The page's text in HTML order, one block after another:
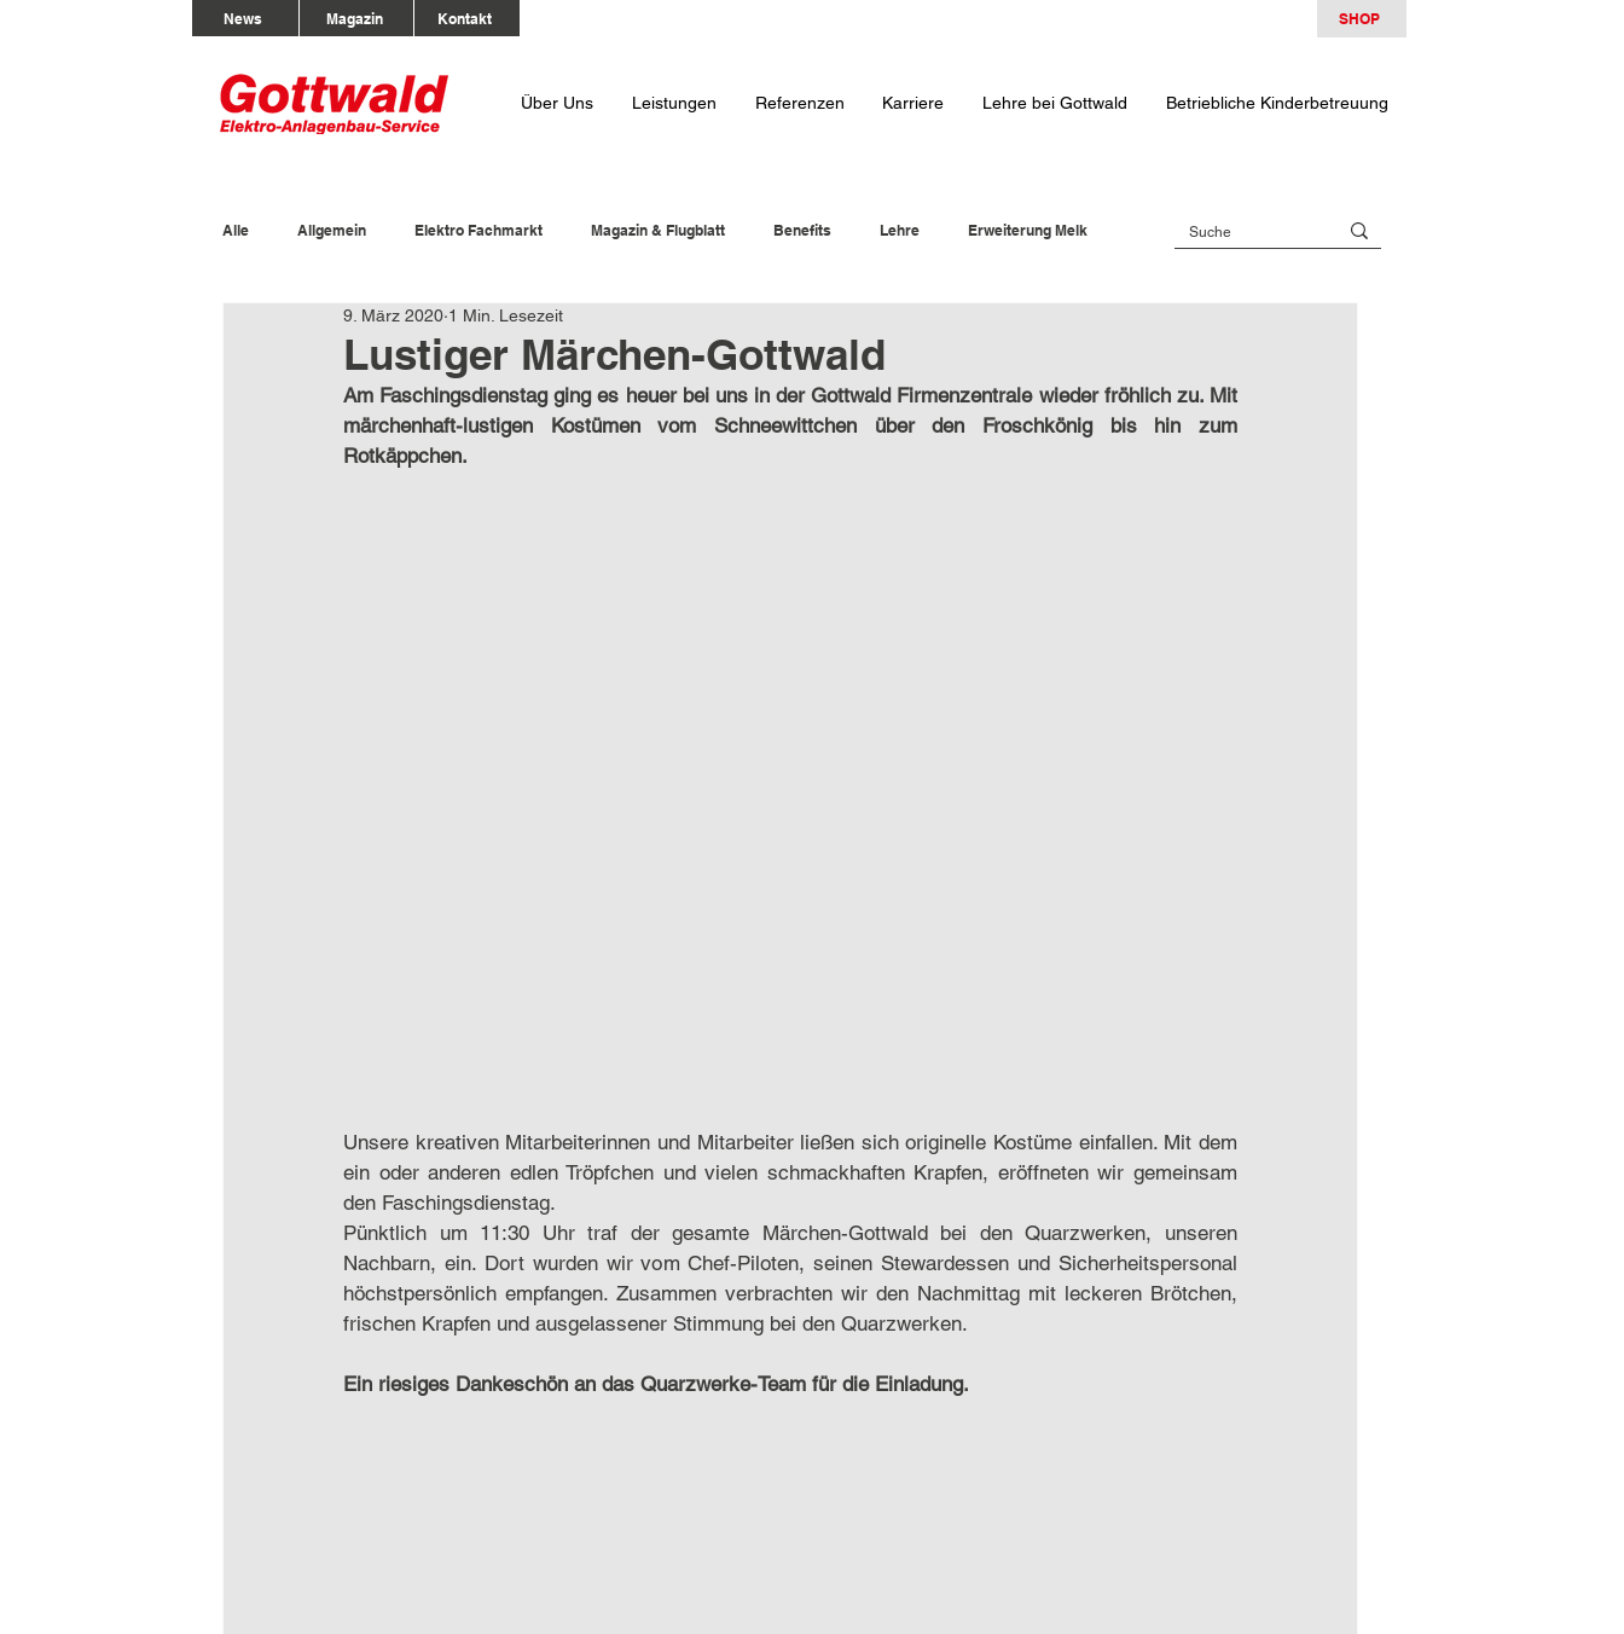
SHOP
Magazin
News Kontakt
Über Uns Leistungen Referenzen Karriere Lehre bei Gottwald Betriebliche Kinderbetreuung
Alle Allgemein Elektro Fachmarkt Magazin & Flugblatt Benefits Lehre Erweiterung Melk
Lustiger Märchen-Gottwald
9. März 2020 1 Min. Lesezeit
Am Faschingsdienstag ging es heuer bei uns in der Gottwald Firmenzentrale wieder fröhlich zu. Mit
märchenhaft-lustigen Kostümen vom Schneewittchen über den Froschkönig bis hin zum
Rotkäppchen.
Unsere kreativen Mitarbeiterinnen und Mitarbeiter ließen sich originelle Kostüme einfallen. Mit dem
ein oder anderen edlen Tröpfchen und vielen schmackhaften Krapfen, eröffneten wir gemeinsam
den Faschingsdienstag.
Pünktlich um 11:30 Uhr traf der gesamte Märchen-Gottwald bei den Quarzwerken, unseren
Nachbarn, ein. Dort wurden wir vom Chef-Piloten, seinen Stewardessen und Sicherheitspersonal
höchstpersönlich empfangen. Zusammen verbrachten wir den Nachmittag mit leckeren Brötchen,
frischen Krapfen und ausgelassener Stimmung bei den Quarzwerken.
Ein riesiges Dankeschön an das Quarzwerke-Team für die Einladung.